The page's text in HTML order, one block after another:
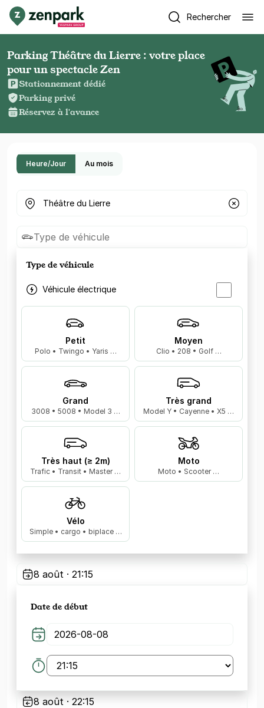
Rechercher
Parking Théâtre du Lierre : votre place
pour un spectacle Zen
Stationnement dédié
Parking privé
Réservez à l'avance
Heure/Jour Au mois
Où cherchez-vous un parking ?
Type de véhicule
Type de véhicule
Véhicule électrique
Petit
Polo • Twingo • Yaris …
Moyen
Clio • 208 • Golf …
Grand
3008 • 5008 • Model 3 …
Très grand
Model Y • Cayenne • X5 …
Très haut (≥ 2m)
Trafic • Transit • Master …
Moto
Moto • Scooter …
Vélo
Simple • cargo • biplace …
8 août · 21:15
Date de début
8 août · 22:15